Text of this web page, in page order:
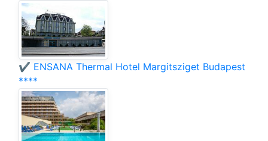
✔️ ENSANA Thermal Hotel Margitsziget Budapest
****